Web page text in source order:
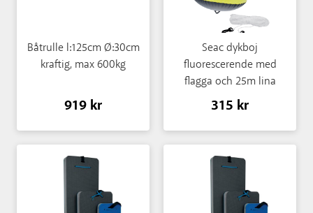
Båtrulle l:125cm Ø:30cm
kraftig, max 600kg
919 kr
Seac dykboj
fluorescerende med
flagga och 25m lina
315 kr